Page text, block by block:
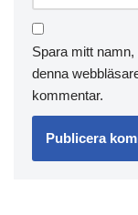
Spara mitt
denna
kommentar.